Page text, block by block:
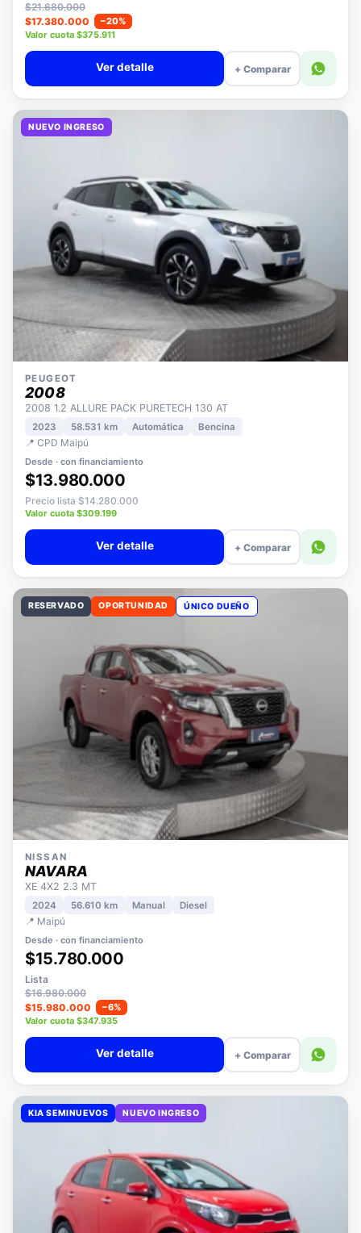
Lista
$21.680.000
$17.380.000
−20%
Valor cuota $375.911
+ Comparar
PEUGEOT
2008
2008 1.2 ALLURE PACK PURETECH 130 AT
2023 58.531 km
📍 CPD Maipú
Desde · con financiamiento
$13.980.000
Precio lista $14.280.000
Valor cuota $309.199
+ Comparar
RESERVADO OPORTUNIDAD
NISSAN
NAVARA
XE 4X2 2.3 MT
2024
📍 Maipú
Desde · con financiamiento
$15.780.000
Lista
$16.980.000
$15.980.000
−6%
Valor cuota $347.935
+ Comparar